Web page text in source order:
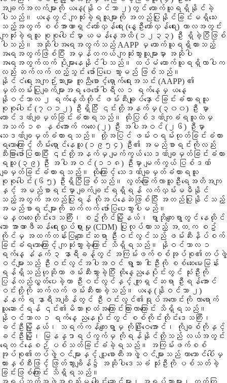
အချက်အလက်များကို ယနေ့(နိုဝင်ဘာ ၂)တွင် ကောက်ယူရရှိနိုင်ခဲ့
ပါသည်။ ယနေ့တွင် ကျဆုံးခဲ့ရသူများကို အတည်ပြုနိုင်ခြင်းမရှိသေး
သည့်အတွက် စစ်အာဏာရှင်တော်လှန်ရေး (နွေဦးတော်လှန်ရေး) ကာလအတွင်း
ကျဆုံးခဲ့ရသူ စုစုပေါင်းမှာ ယမန်နေ့အထိ (၁၂၃၃) ဦး ရှိခဲ့ပြီဖြစ်
ပါသည်။ အဆိုပါအရေအတွက်သည် AAPP မှ ကောက်ယူရရှိထားသည့်
အရေအတွက်ဖြစ်ပြီး အမှန်တကယ် ကျဆုံးသွားသူများမှာ အဆိုပါ
အရေအတွက်ထက် ပိုများနေနိုင်ပါသည်။ ထပ်မံ ကောက်ယူရရှိလာပါက
လည်း ဆက်လက် ထည့်သွင်း ဖော်ပြပေး သွားမည် ဖြစ်သည်။
နိုင်ငံရေးအကျဉ်းသားများ ကူညီစောင့်ရှောက်ရေးအသင်း (AAPP) ၏
မှတ်တမ်းပြုချက်များအရ ဖေဖော်ဝါရီလ ၁ ရက်နေ့မှ ယနေ့
နိုဝင်ဘာလ ၂ ရက်နေ့ထိတိုင် ဖမ်းဆီးချုပ်နှောင်ခြင်းခံထားရသူ
စုစုပေါင်း (၇၀၁၂) ဦးရှိပြီး ၎င်းတို့အနက်မှ (၃၀၀) ဦး မှာ
ထောင်ဒဏ်ချမှတ်ခြင်းခံထားရသည်။ ထိုပြစ်ဒဏ်ကျခံရသူထဲမှ
အသက် ၁၈ နှစ်အောက် ကလေး (၂) ဦး အပါအဝင် (၂၆) ဦးမှာ
သေဒဏ်ချမှတ်ခံထားရသည်။ ထို့အပြင် ဖမ်းဝရမ်းထုတ်ခြင်းခံထား
ရသောကြောင့် တိမ်းရှောင်နေသူ (၁၉၅၄) ဦး၏ အမည်စာရင်းကိုလည်း
သီးခြားဖော်ပြထားပြီး ၎င်းတို့အနက်မှ မျက်ကွယ် သေဒဏ်ချမှတ်ခြင်းခံထား
ရသူ (၃၉) ဦး အပါအဝင် (၁၁၈) ဦးမှာ မျက်ကွယ် ပြစ်ဒဏ်
ချမှတ်ခြင်းခံထားရသည်။ ထိုကြောင့် သေဒဏ်ချမှတ်ခံထားရသူ
စုစုပေါင်း (၆၅) ဦးရှိပြီဖြစ်သည်။ လွတ်မြောက်လာသူဦးရေအတိအကျ
နှင့် အမည်စာရင်းမှာ ချက်ချင်းရရှိရန် လက်လှမ်းမမီနိုင်
သည့်အတွက် အတည်ပြုရန် လိုအပ်နေဆဲဖြစ်ပြီး အတည်ပြုနိုင်သည့်
အမည်စာရင်းများကို ဆက်လက် ဖော်ပြပေးသွားပါမည်။
မန္တလေးတိုင်းဒေသကြီး၊ စဥ့်ကိုင်မြို့နယ်၊ ရွာဘိုကျေးရွာတွင် နေထိုင်
သော အာဏာဖီဆန်ရေးလှုပ်ရှားမှု (CDM) ပြုလုပ်ထားသည့် အ.ထ.က စဥ့်
ကိုင်မှ အထက်တန်းပြကျောင်းဆရာ ဦးဝင်းလွင်သည် ဖမ်းဆီးနှိပ်စက်
ခြင်းခံရသောကြောင့် ကျဆုံးသွားခဲ့ကြောင်း သိရှိရသည်။ နိုဝင်ဘာလ ၁
ရက်နေ့ နံနက် ၃ နာရီခန့်တွင် အကြမ်းဖက်စစ်အုပ်စု၏တပ်ဖွဲ့
ဝင်များသည် ဦးဝင်းလွင်အပါအဝင် ရွာသား ငါးဦးကို စစ်ဆေးမေးမြန်း
ရန်ရှိသည်ဟုဆိုကာ ဖမ်းဆီးသွားခဲ့ပြီး ထိုနေ့ညနေပိုင်းတွင် သုံးဦးကို
ပြန်လည်လွှတ်ပေးခဲ့ကာ ဦးဝင်းလွင်နှင့် ကျူရှင်ဆရာ ဦးရန်အောင်
ဝင်းတို့ကို ဆက်လက် ဖမ်းဆီးထားခဲ့သည်။ ယနေ့ (နိုဝင်ဘာ ၂)
နံနက် ရ နာရီအချိန်တွင် ဦးဝင်းလွင်၏ရုပ်အလောင်းကို လာရောက်
ယူဆောင်ရန် ၎င်း၏မိသားစုထံအကြောင်းကြားလာကြောင်း သိရှိရသည်။
နိုဝင်ဘာလ ၁ ရက်နေ့ ညနေပိုင်းတွင် စစ်ကိုင်းတိုင်းဒေသကြီး၊
ခင်ဦးမြို့နယ်၊ သရက်ကန်ကျေးရွာမှ ကိုဖြိုးဝေအောင်၊ ကိုချစ်ကိုနှင့်
ခင်ဦးမြို့၊ မြနန္ဒာရပ်ကွက်မှ ကိုရန်နိုင်တို့သည် လယ်အတွင်း
ရေတင်နေစဉ် ပစ်သတ်ခြင်းခံခဲ့ရသည်။ အကြမ်းဖက်စစ်
အုပ်စု၏တပ်ဖွဲ့ဝင်များနှင့် ပျူစောထီးအဖွဲ့ဝင်များသည် တာဘောင်ပေါ်မှ
ကားနှစ်စီးဖြင့် ဖြတ်သွားချိန်၌ အဆိုပါဒေသခံ သုံးဦးကို ပစ်သတ်ခဲ့
ခြင်းဖြစ်ကြောင်း သိရှိရသည်။